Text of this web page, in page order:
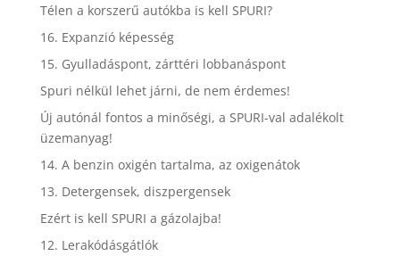
Télen a korszerű autókba is kell SPURI?
16. Expanzió képesség
15. Gyulladáspont, zárttéri lobbanáspont
Spuri nélkül lehet járni, de nem érdemes!
Új autónál fontos a minőségi, a SPURI-val adalékolt
üzemanyag!
14. A benzin oxigén tartalma, az oxigenátok
13. Detergensek, diszpergensek
Ezért is kell SPURI a gázolajba!
12. Lerakódásgátlók